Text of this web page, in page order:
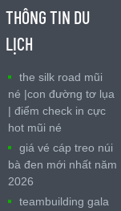
THÔNG TIN DU
LỊCH
the silk road mũi
né |con đường tơ lụa
| điểm check in cực
hot mũi né
giá vé cáp treo núi
bà đen mới nhất năm
2026
teambuilding gala